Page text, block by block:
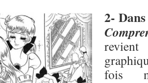
2-
fois